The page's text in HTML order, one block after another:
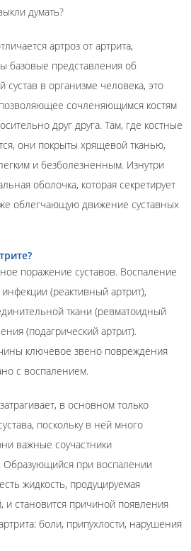
думать?
артроз от артрита,
базовые представления об
сустав в организме человека, это
сочленяющимся костям
друг друга. Там, где костные
они покрыты хрящевой тканью,
и безболезненным. Изнутри
оболочка, которая секретирует
же облегчающую движение суставных
поражение суставов. Воспаление
(реактивный артрит),
ткани (ревматоидный
(подагрический артрит).
ключевое звено повреждения
с воспалением.
в основном только
поскольку в ней много
важные соучастники
Образующийся при воспалении
жидкость, продуцируемая
и становится причиной появления
боли, припухлости, нарушения